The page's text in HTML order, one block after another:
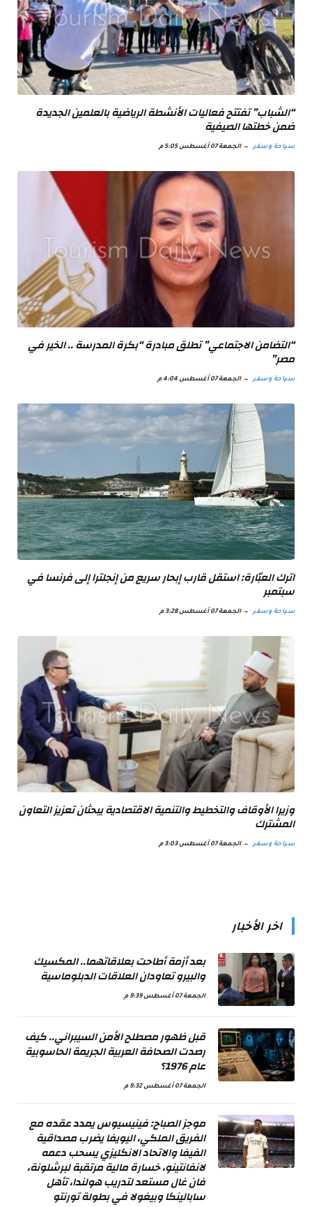
“الشباب” تفتتح فعاليات الأنشطة الرياضية بالعلمين الجديدة
ضمن خطتها الصيفية
سياحة وسفر الجمعة 07 أغسطس 5:05 م
“التضامن الاجتماعي” تطلق مبادرة “بكرة المدرسة .. الخير في
مصر”
سياحة وسفر الجمعة 07 أغسطس 4:04 م
اترك العبّارة: استقل قارب إبحار سريع من إنجلترا إلى فرنسا في
سبتمبر
سياحة وسفر الجمعة 07 أغسطس 3:28 م
وزيرا الأوقاف والتخطيط والتنمية الاقتصادية يبحثان تعزيز التعاون
المشترك
سياحة وسفر الجمعة 07 أغسطس 3:03 م
اخر الأخبار
بعد أزمة أطاحت بعلاقاتهما.. المكسيك
والبيرو تعاودان العلاقات الدبلوماسية
الجمعة 07 أغسطس 9:39 م
قبل ظهور مصطلح الأمن السيبراني.. كيف
رصدت الصحافة العربية الجريمة الحاسوبية
عام 1976؟
الجمعة 07 أغسطس 9:32 م
موجز الصباح: فينيسيوس يمدد عقده مع
الفريق الملكي، اليويفا يضرب مصداقية
الفيفا والاتحاد الانكليزي يسحب دعمه
لانفانتينو، خسارة مالية مرتقبة لبرشلونة،
فان غال مستعد لتدريب هولندا، تأهل
سابالينكا وبيغولا في بطولة تورنتو